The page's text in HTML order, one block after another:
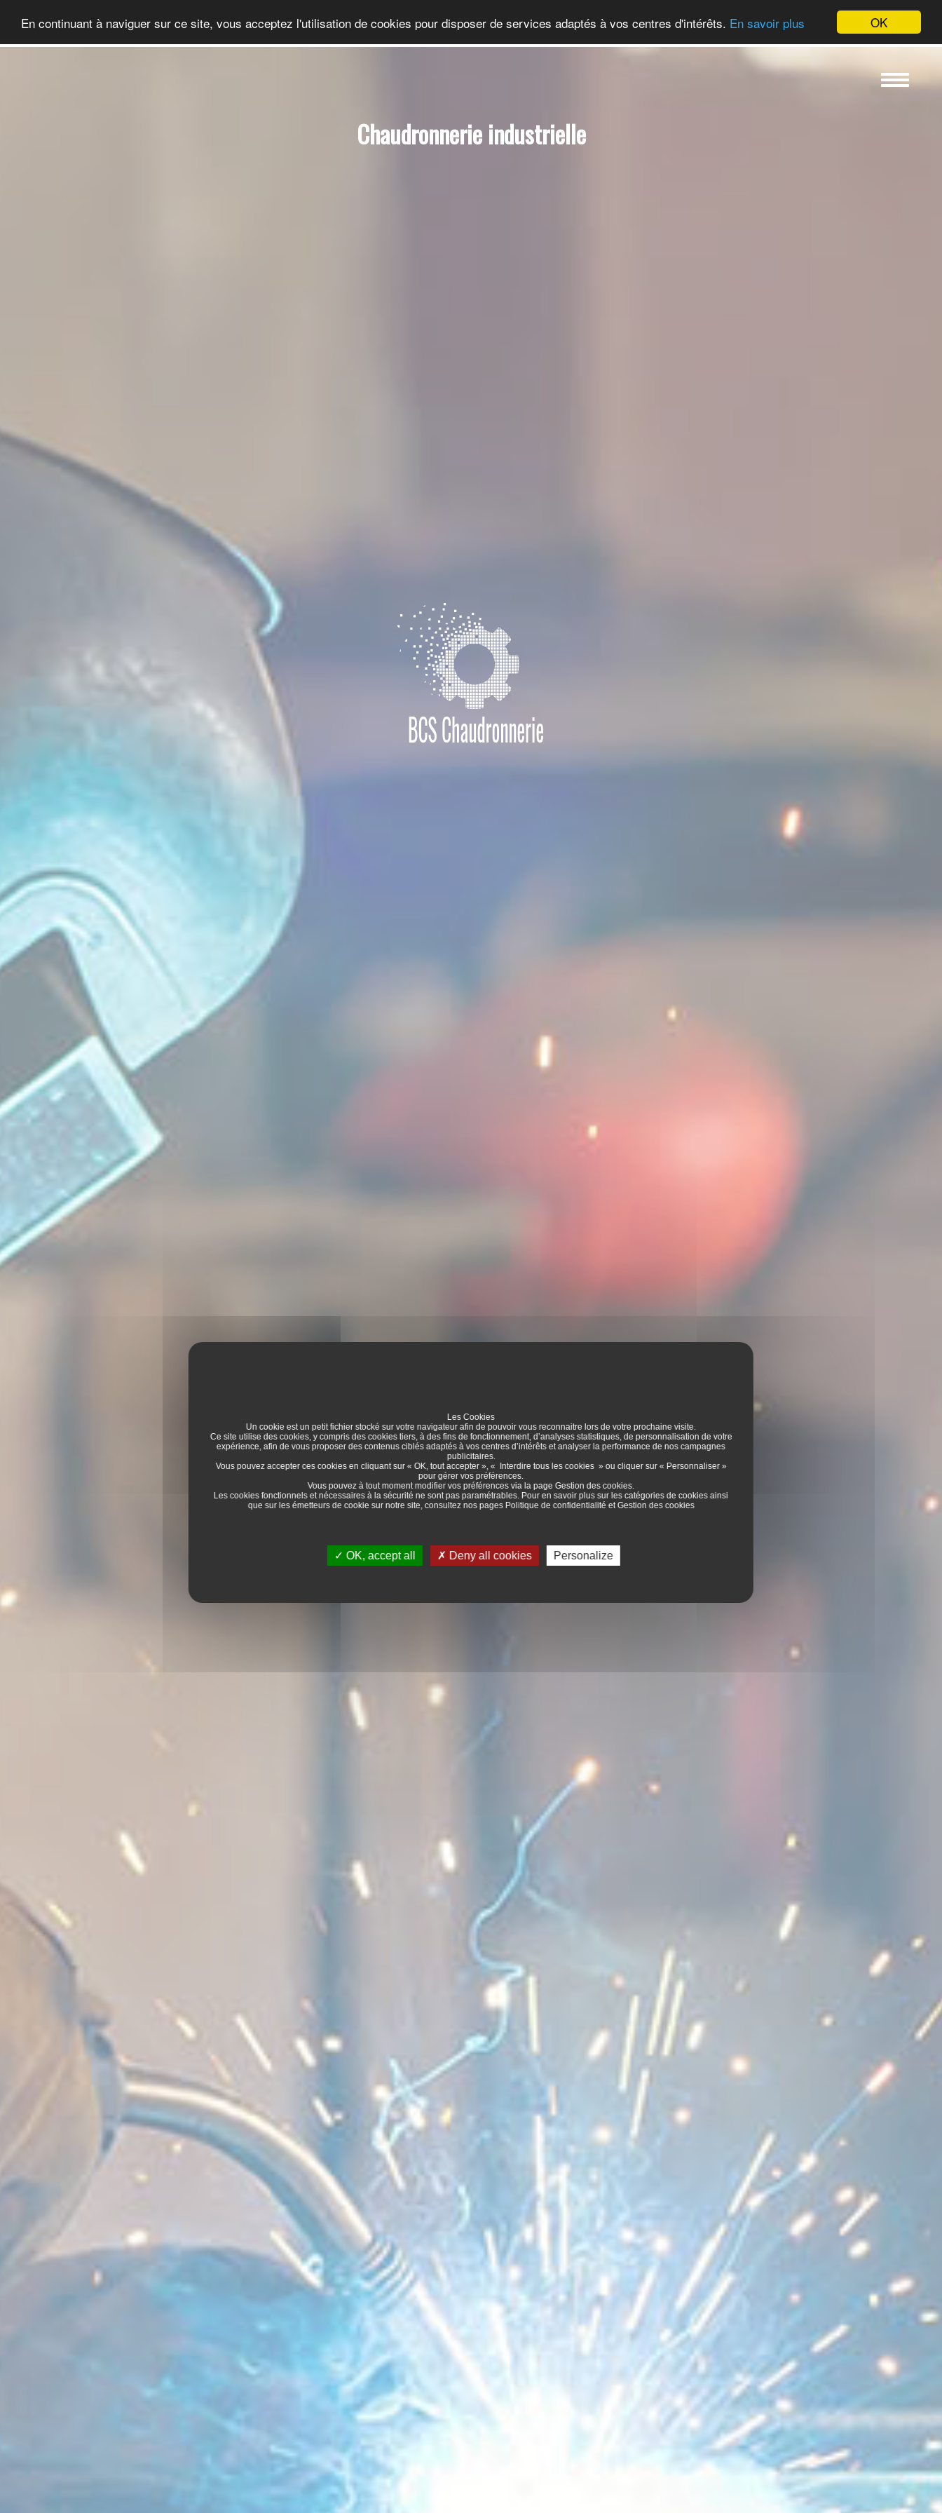
OK
En continuant à naviguer sur ce site, vous acceptez l'utilisation de cookies pour disposer de services adaptés à vos centres d'intérêts. En savoir plus
Toggle
Chaudronnerie industrielle
Les Cookies
Un cookie est un petit fichier stocké sur votre navigateur afin de pouvoir vous reconnaitre lors de votre prochaine visite.
Ce site utilise des cookies, y compris des cookies tiers, à des fins de fonctionnement, d’analyses statistiques, de personnalisation de votre
expérience, afin de vous proposer des contenus ciblés adaptés à vos centres d’intérêts et analyser la performance de nos campagnes
publicitaires.
Vous pouvez accepter ces cookies en cliquant sur « OK, tout accepter », « Interdire tous les cookies » ou cliquer sur « Personnaliser »
pour gérer vos préférences.
Vous pouvez à tout moment modifier vos préférences via la page Gestion des cookies.
Les cookies fonctionnels et nécessaires à la sécurité ne sont pas paramétrables. Pour en savoir plus sur les catégories de cookies ainsi
que sur les émetteurs de cookie sur notre site, consultez nos pages Politique de confidentialité et Gestion des cookies
OK, accept all Deny all cookies Personalize